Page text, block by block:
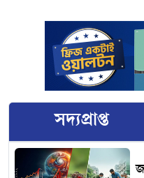
সদ্যপ্রাপ্ত